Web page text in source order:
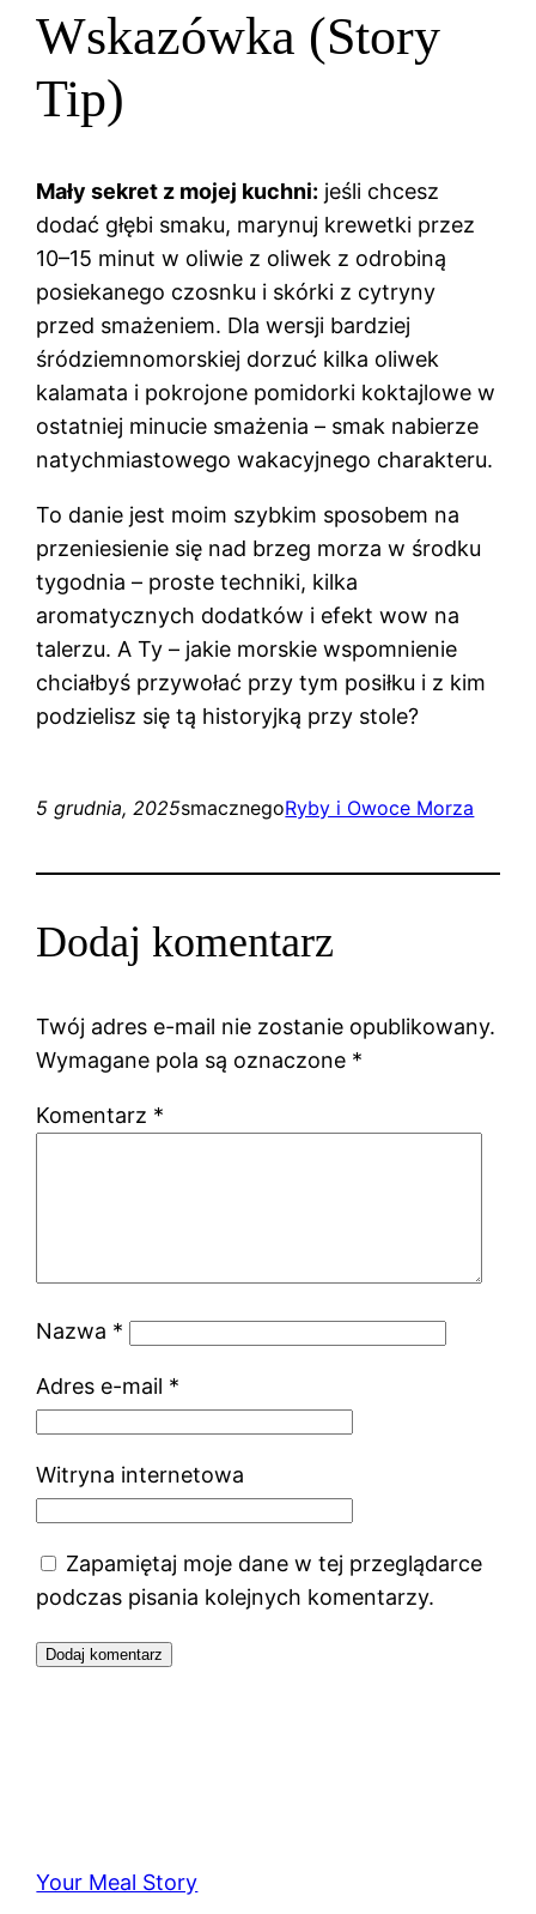
Wskazówka (Story
Tip)
Mały sekret z mojej kuchni: jeśli chcesz
dodać głębi smaku, marynuj krewetki przez
10–15 minut w oliwie z oliwek z odrobiną
posiekanego czosnku i skórki z cytryny
przed smażeniem. Dla wersji bardziej
śródziemnomorskiej dorzuć kilka oliwek
kalamata i pokrojone pomidorki koktajlowe w
ostatniej minucie smażenia – smak nabierze
natychmiastowego wakacyjnego charakteru.
To danie jest moim szybkim sposobem na
przeniesienie się nad brzeg morza w środku
tygodnia – proste techniki, kilka
aromatycznych dodatków i efekt wow na
talerzu. A Ty – jakie morskie wspomnienie
chciałbyś przywołać przy tym posiłku i z kim
podzielisz się tą historyjką przy stole?
5 grudnia, 2025smacznegoRyby i Owoce Morza
Dodaj komentarz
Twój adres e-mail nie zostanie opublikowany.
Wymagane pola są oznaczone *
Komentarz *
Nazwa *
Adres e-mail *
Witryna internetowa
Zapamiętaj moje dane w tej przeglądarce
podczas pisania kolejnych komentarzy.
Your Meal Story